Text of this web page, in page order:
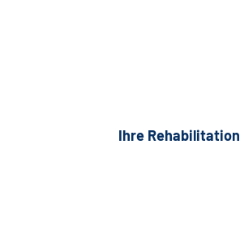
Ihre Rehabilitation